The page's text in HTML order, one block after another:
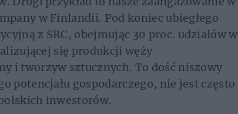
w Finlandii. Pod koniec ubiegłego
z SRC, obejmując 30 proc. udziałów w
się produkcji węży
i tworzyw sztucznych. To dość niszowy
potencjału gospodarczego, nie jest często
inwestorów.